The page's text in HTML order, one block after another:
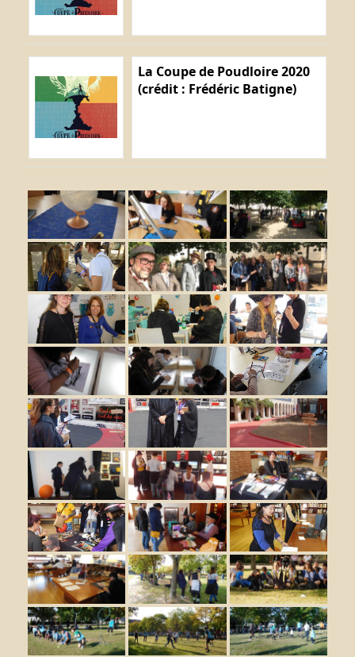
La Coupe de Poudloire 2020
(crédit : Frédéric Batigne)